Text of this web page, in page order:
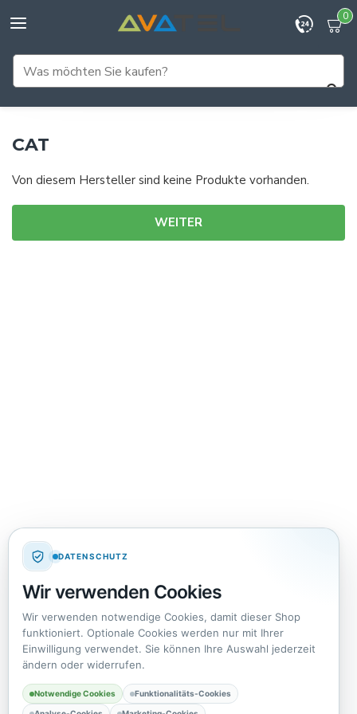
0
CAT
Von diesem Hersteller sind keine Produkte vorhanden.
WEITER
DATENSCHUTZ
Wir verwenden Cookies
Wir verwenden notwendige Cookies, damit dieser Shop
funktioniert. Optionale Cookies werden nur mit Ihrer
Einwilligung verwendet. Sie können Ihre Auswahl jederzeit
ändern oder widerrufen.
Notwendige Cookies Funktionalitäts-Cookies